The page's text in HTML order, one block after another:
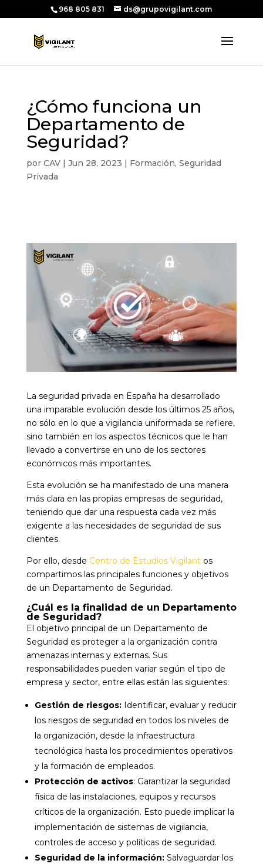
968 805 831 ds@grupovigilant.com
¿Cómo funciona un
Departamento de
Seguridad?
por CAV| Jun 28, 2023 | Formación, Seguridad
Privada
La seguridad privada en España ha desarrollado
una imparable evolución desde los últimos 25 años,
no sólo en lo que a vigilancia uniformada se refiere,
sino también en los aspectos técnicos que le han
llevado a convertirse en uno de los sectores
económicos más importantes.
Esta evolución se ha manifestado de una manera
más clara en las propias empresas de seguridad,
teniendo que dar una respuesta cada vez más
exigente a las necesidades de seguridad de sus
clientes.
Por ello, desde Centro de Estudios Vigilant os
compartimos las principales funciones y objetivos
de un Departamento de Seguridad.
¿Cuál es la finalidad de un Departamento
de Seguridad?
El objetivo principal de un Departamento de
Seguridad es proteger a la organización contra
amenazas internas y externas. Sus
responsabilidades pueden variar según el tipo de
empresa y sector, entre ellas están las siguientes:
Gestión de riesgos: Identificar, evaluar y reducir
los riesgos de seguridad en todos los niveles de
la organización, desde la infraestructura
tecnológica hasta los procedimientos operativos
y la formación de empleados.
Protección de activos: Garantizar la seguridad
física de las instalaciones, equipos y recursos
críticos de la organización. Esto puede implicar la
implementación de sistemas de vigilancia,
controles de acceso y políticas de seguridad.
Seguridad de la información:Salvaguardar los